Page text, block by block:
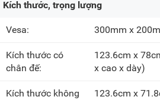
Kích thước, trọng lượng
Vesa: 300mm x
Kích thước có
chân đế:
123.6cm x
x cao x dày)
Kích thước không
123.6cm x